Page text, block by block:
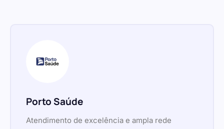
Porto Saúde
Atendimento de excelência e ampla rede